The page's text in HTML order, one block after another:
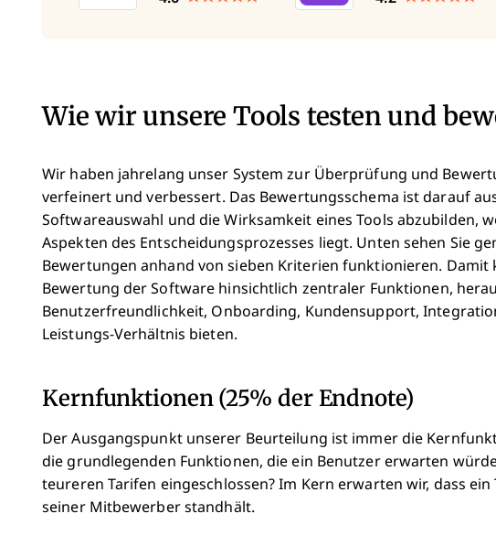
Wie wir unsere Tools testen und
Wir haben jahrelang unser System zur Überprüfung und
verfeinert und verbessert. Das Bewertungsschema ist darauf
Softwareauswahl und die Wirksamkeit eines Tools abzubilden,
Aspekten des Entscheidungsprozesses liegt. Unten sehen Sie
Bewertungen anhand von sieben Kriterien funktionieren.
Bewertung der Software hinsichtlich zentraler Funktionen,
Benutzerfreundlichkeit, Onboarding, Kundensupport,
Leistungs-Verhältnis bieten.
Kernfunktionen (25% der Endnote)
Der Ausgangspunkt unserer Beurteilung ist immer die
die grundlegenden Funktionen, die ein Benutzer erwarten
teureren Tarifen eingeschlossen? Im Kern erwarten wir, dass
seiner Mitbewerber standhält.